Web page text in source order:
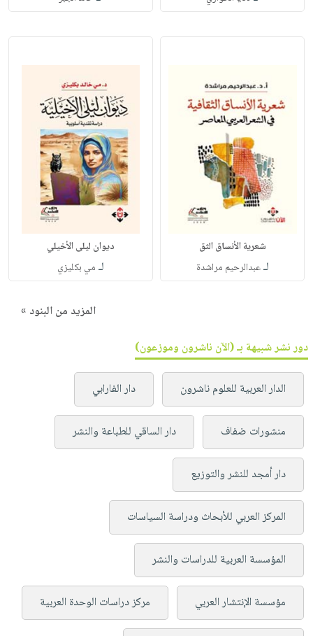
شعرية الأنساق الثق
لـعبدالرحيم مراشدة
ديوان ليلى الأخيلي
لـ مي بكليزي
المزيد من البنود »
دور نشر شبيهة بـ (الآن ناشرون وموزعون)
الدار العربية للعلوم ناشرون دار الفارابي
منشورات ضفاف دار الساقي للطباعة والنشر
دار أمجد للنشر والتوزيع
المركز العربي للأبحاث ودراسة السياسات
المؤسسة العربية للدراسات والنشر
مؤسسة الإنتشار العربي مركز دراسات الوحدة العربية